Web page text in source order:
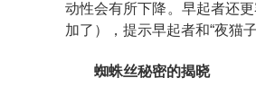
动性会有所下降。早起者还
加了），提示早起者和“夜猫
蜘蛛丝秘密的揭晓